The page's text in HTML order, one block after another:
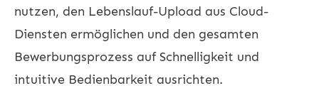
nutzen, den Lebenslauf-Upload aus Cloud-
Diensten ermöglichen und den gesamten
Bewerbungsprozess auf Schnelligkeit und
intuitive Bedienbarkeit ausrichten.